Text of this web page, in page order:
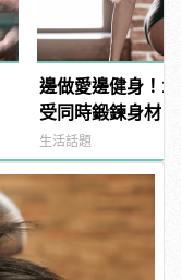
邊做愛邊健身！
受同時鍛鍊身材
生活話題